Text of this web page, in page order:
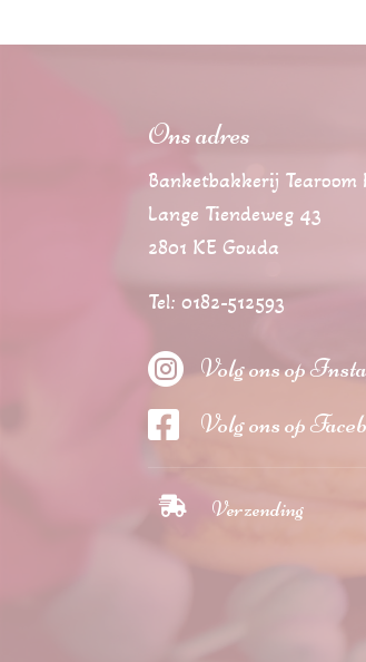
Ons adres
Banketbakkerij Tearoom
Lange Tiendeweg 43
2801 KE Gouda
Tel: 0182-512593
 Volg ons op
 Volg ons op
 Verzending